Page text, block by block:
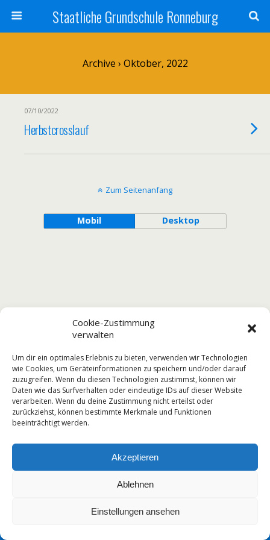
Cookie-Zustimmung
verwalten
Um dir ein optimales Erlebnis zu bieten, verwenden wir Technologien
wie Cookies, um Geräteinformationen zu speichern und/oder darauf
zuzugreifen. Wenn du diesen Technologien zustimmst, können wir
Daten wie das Surfverhalten oder eindeutige IDs auf dieser Website
verarbeiten. Wenn du deine Zustimmung nicht erteilst oder
zurückziehst, können bestimmte Merkmale und Funktionen
beeinträchtigt werden.
Akzeptieren
Ablehnen
Einstellungen ansehen
Staatliche Grundschule Ronneburg
Archive › Oktober, 2022
07/10/2022
Herbstcrosslauf
Zum Seitenanfang
Mobil Desktop